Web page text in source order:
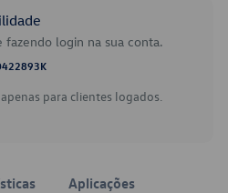
login na sua conta.
para clientes logados.
Aplicações